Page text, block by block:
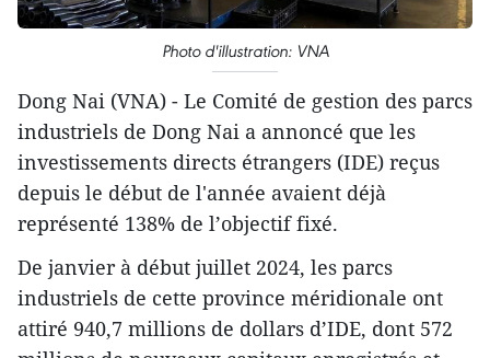
Photo d'illustration: VNA
Dong Nai (VNA) - Le Comité de gestion des parcs
industriels de Dong Nai a annoncé que les
investissements directs étrangers (IDE) reçus
depuis le début de l'année avaient déjà
représenté 138% de l’objectif fixé.
De janvier à début juillet 2024, les parcs
industriels de cette province méridionale ont
attiré 940,7 millions de dollars d’IDE, dont 572